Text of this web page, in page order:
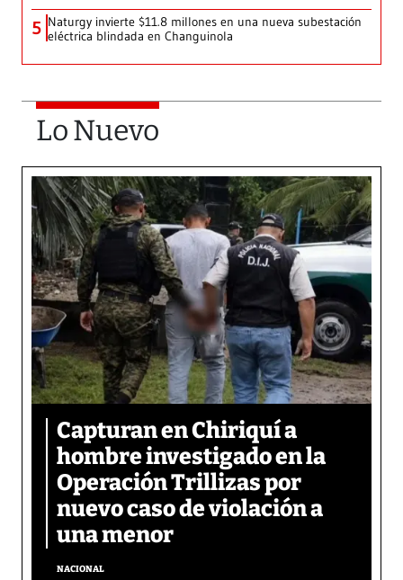
5 Naturgy invierte $11.8 millones en una nueva subestación
eléctrica blindada en Changuinola
Lo Nuevo
Capturan en Chiriquí a
hombre investigado en la
Operación Trillizas por
nuevo caso de violación a
una menor
NACIONAL